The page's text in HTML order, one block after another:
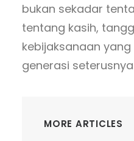
bukan sekadar
tentang kasih,
kebijaksanaan
generasi
MORE ARTICLES